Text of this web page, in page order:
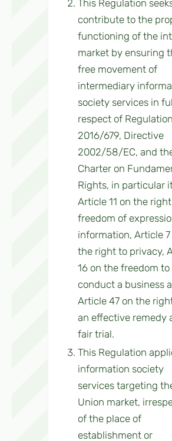
This Regulation
contribute to the
functioning of the
market by ensuring
free movement of
intermediary
society services in
respect of Regulation
2016/679, Directive
2002/58/EC, and
Charter on
Rights, in particular
Article 11 on the
freedom of
information, Article 7
the right to privacy,
16 on the freedom to
conduct a business
Article 47 on the
an effective remedy
fair trial.
This Regulation
information society
services targeting
Union market,
of the place of
establishment or